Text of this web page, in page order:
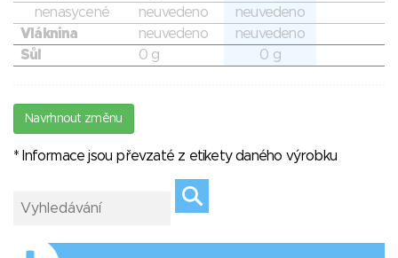
nenasycené
neuvedeno
neuvedeno
Vláknina
neuvedeno
neuvedeno
Sůl
0 g 0 g
Navrhnout změnu
* Informace jsou převzaté z etikety daného výrobku